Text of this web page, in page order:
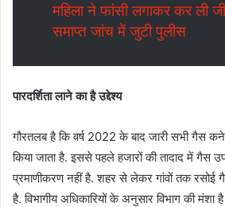
महिला ने फांसी लगाकर कर ली
समाप्त जांच में जुटी पुलीस
पारदर्शिता लाने का है उद्देश्य
गौरतलब है कि वर्ष 2022 के बाद जारी सभी गैस
किया जाता है. इससे पहले हजारों की तादाद में गैस
प्रमाणीकरण नहीं है. शहर से लेकर गांवों तक रसोई
है. विभागीय अधिकारियों के अनुसार विभाग की